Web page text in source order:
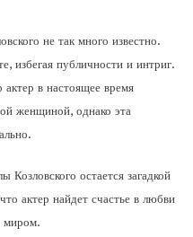
не так много известно.
избегая публичности и интриг.
в настоящее время
женщиной, однако эта
остается загадкой
актер найдет счастье в любви
миром.